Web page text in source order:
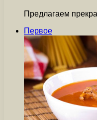
Предлагаем
Первое